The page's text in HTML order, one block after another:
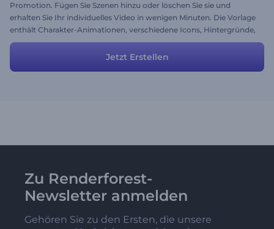
Promotion. Fügen Sie Szenen hinzu oder löschen Sie sie und
erhalten Sie Ihr individuelles Video in wenigen Minuten. Die Vorlage
enthält Charakter-Animationen, verschiedene Icons, Hintergründe,
Umgebungen und viele andere Szenen, die sich von der Masse
abheben! Es gibt fertige Voreinstellungen, die für die Erstellung von
Videos für Dienstleistungen, Unternehmen, Startups, Firmen und
Jetzt Erstellen
Zu Renderforest-
Newsletter anmelden
Gehören Sie zu den Ersten, die unsere